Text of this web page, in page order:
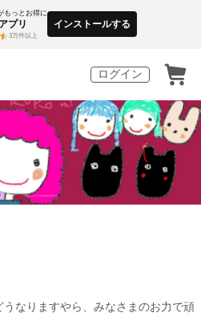
もっとお得に
プリ
3万件以上
インストールする
ログイン
なりますやら、みなさまのお力で頑